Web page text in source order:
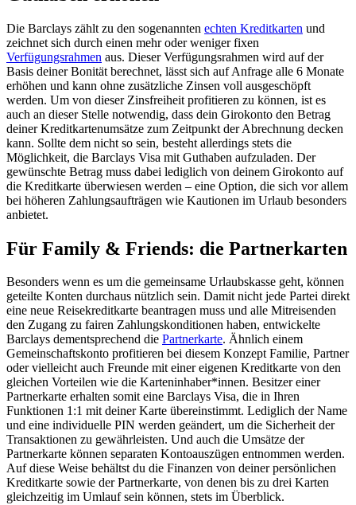
Die Barclays zählt zu den sogenannten echten Kreditkarten und
zeichnet sich durch einen mehr oder weniger fixen
Verfügungsrahmen aus. Dieser Verfügungsrahmen wird auf der
Basis deiner Bonität berechnet, lässt sich auf Anfrage alle 6 Monate
erhöhen und kann ohne zusätzliche Zinsen voll ausgeschöpft
werden. Um von dieser Zinsfreiheit profitieren zu können, ist es
auch an dieser Stelle notwendig, dass dein Girokonto den Betrag
deiner Kreditkartenumsätze zum Zeitpunkt der Abrechnung decken
kann. Sollte dem nicht so sein, besteht allerdings stets die
Möglichkeit, die Barclays Visa mit Guthaben aufzuladen. Der
gewünschte Betrag muss dabei lediglich von deinem Girokonto auf
die Kreditkarte überwiesen werden – eine Option, die sich vor allem
bei höheren Zahlungsaufträgen wie Kautionen im Urlaub besonders
anbietet.
Für Family & Friends: die Partnerkarten
Besonders wenn es um die gemeinsame Urlaubskasse geht, können
geteilte Konten durchaus nützlich sein. Damit nicht jede Partei direkt
eine neue Reisekreditkarte beantragen muss und alle Mitreisenden
den Zugang zu fairen Zahlungskonditionen haben, entwickelte
Barclays dementsprechend die Partnerkarte. Ähnlich einem
Gemeinschaftskonto profitieren bei diesem Konzept Familie, Partner
oder vielleicht auch Freunde mit einer eigenen Kreditkarte von den
gleichen Vorteilen wie die Karteninhaber*innen. Besitzer einer
Partnerkarte erhalten somit eine Barclays Visa, die in Ihren
Funktionen 1:1 mit deiner Karte übereinstimmt. Lediglich der Name
und eine individuelle PIN werden geändert, um die Sicherheit der
Transaktionen zu gewährleisten. Und auch die Umsätze der
Partnerkarte können separaten Kontoauszügen entnommen werden.
Auf diese Weise behältst du die Finanzen von deiner persönlichen
Kreditkarte sowie der Partnerkarte, von denen bis zu drei Karten
gleichzeitig im Umlauf sein können, stets im Überblick.